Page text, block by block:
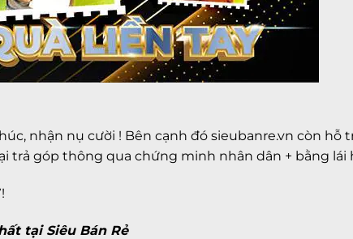
nhận nụ cười ! Bên cạnh đó sieubanre.vn còn
trả góp thông qua chứng minh nhân dân + bằng
tại Siêu Bán Rẻ